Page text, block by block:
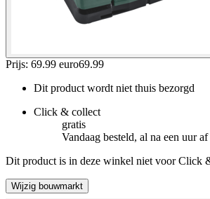
Prijs: 69.99 euro69.99
Dit product wordt niet thuis bezorgd
Click & collect
gratis
Vandaag besteld, al na een uur
Dit product is in deze winkel niet voor Click
Wijzig bouwmarkt